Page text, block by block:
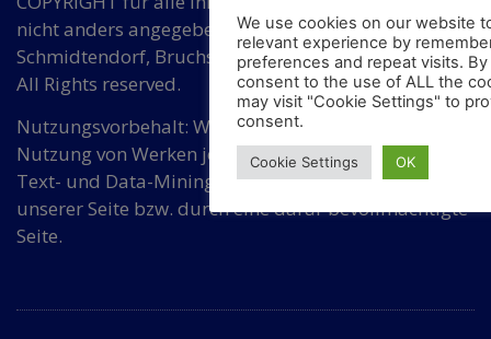
nicht anders angegeben, bei Hermann
Schmidtendorf, Bruchsaler Str. 3, DE 10715 Berlin.
All Rights reserved.
Nutzungsvorbehalt: Wir widersprechen einer
Nutzung von Werken jeder Art auf dieser Seite für
Text- und Data-Mining ohne Zustimmung von
unserer Seite bzw. durch eine dafür bevollmächtigte
Seite.
We use cookies on our website
relevant experience by
preferences and repeat visits. By
consent to the use of ALL the
may visit "Cookie Settings" to
consent.
Cookie Settings OK